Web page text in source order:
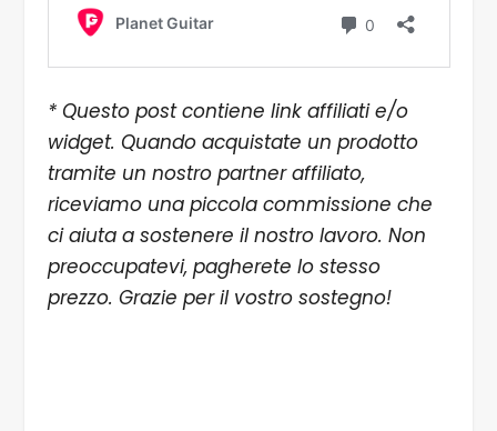
* Questo post contiene link affiliati e/o
widget. Quando acquistate un prodotto
tramite un nostro partner affiliato,
riceviamo una piccola commissione che
ci aiuta a sostenere il nostro lavoro. Non
preoccupatevi, pagherete lo stesso
prezzo. Grazie per il vostro sostegno!